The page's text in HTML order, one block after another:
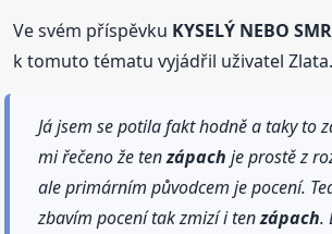
Ve svém příspěvku KYSELÝ NEBO
k tomuto tématu vyjádřil uživatel Zlata.
Já jsem se potila fakt hodně a taky to
mi řečeno že tenzápach je prostě z
ale primárním původcem je pocení.
zbavím pocení tak zmizí i tenzápach.